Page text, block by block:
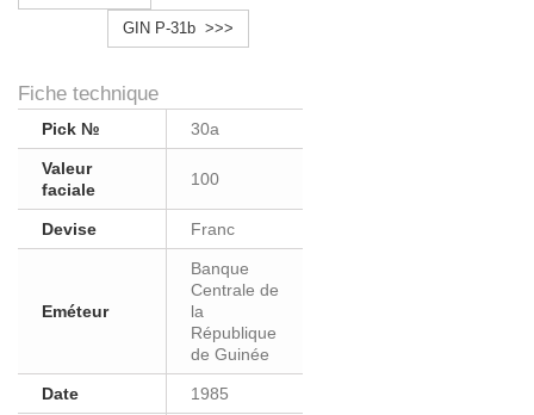
GIN P-31b >>>
Fiche technique
Pick № 30a
Valeur
faciale
100
Devise Franc
Eméteur
Banque
Centrale de
la
République
de Guinée
Date 1985